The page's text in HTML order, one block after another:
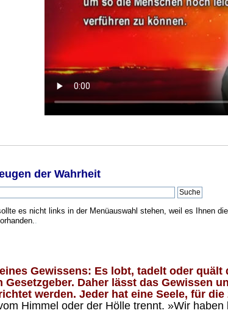
der Wahrheit
es nicht links in der Menüauswahl stehen, weil es Ihnen
.
Gewissens: Es lobt, tadelt oder
Gesetzgeber. Daher lässt das Gewissen
werden. Jeder hat eine Seele, für
Himmel oder der Hölle trennt. »Wir